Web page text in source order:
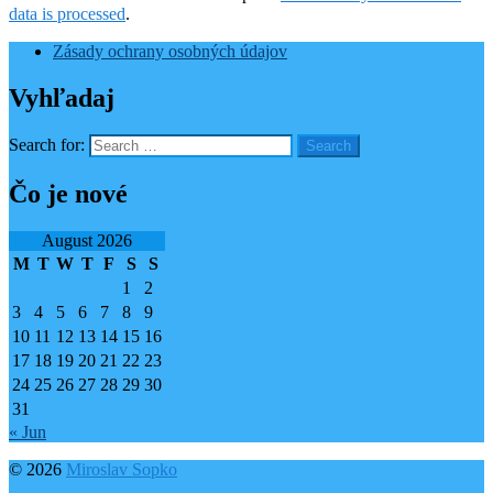
data is processed.
Zásady ochrany osobných údajov
Vyhľadaj
Search for:
Čo je nové
August 2026
M T W T F S
S
1
2
3
4 5 6 7 8
9
10 11 12 13 14 15 16
17 18 19 20 21 22 23
24 25 26 27 28 29 30
31
« Jun
© 2026 Miroslav Sopko